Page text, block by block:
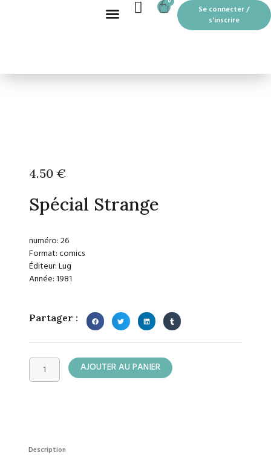
CART
Se connecter /
s'inscrire
4.50 €
Spécial Strange
numéro: 26
Format: comics
Éditeur: Lug
Année: 1981
Partager :
quantité
AJOUTER AU PANIER
Description